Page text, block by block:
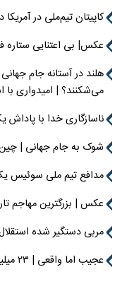
کاپیتان تیم‌ملی در
عکس| بی اعتنایی ستاره
می‌شکنند؟ | امیدواری
ناسازگاری خدا با پاداش
شوک به جام جهانی | چین
مدافع تیم ملی سوئیس
عکس | بزرگترین مهاجم
مربی دستگیر شده
عجیب اما واقعی | ۲۳ میلیون امضا برای اخراج امباپه